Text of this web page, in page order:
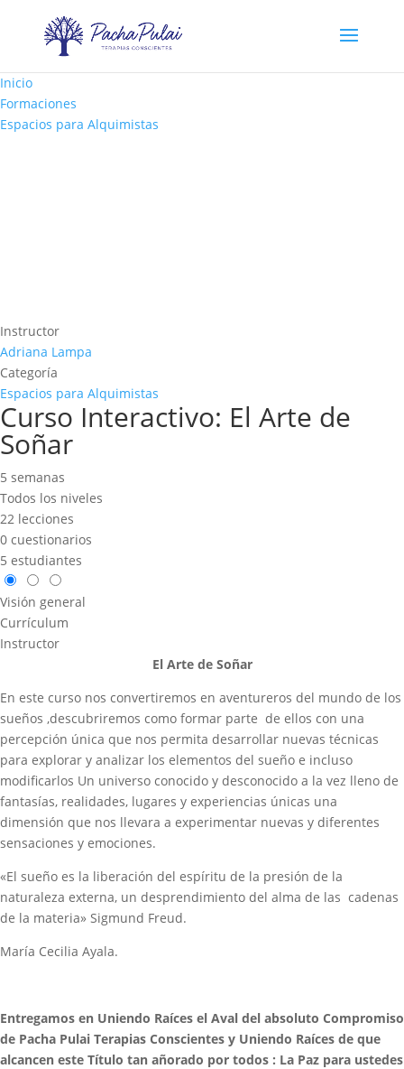
Inicio
Formaciones
Espacios para Alquimistas
Instructor
Adriana Lampa
Categoría
Espacios para Alquimistas
Curso Interactivo: El Arte de
Soñar
5 semanas
Todos los niveles
22 lecciones
0 cuestionarios
5 estudiantes
Visión general
Currículum
Instructor
El Arte de Soñar
En este curso nos convertiremos en aventureros del mundo de los
sueños ,descubriremos como formar parte de ellos con una
percepción única que nos permita desarrollar nuevas técnicas
para explorar y analizar los elementos del sueño e incluso
modificarlos Un universo conocido y desconocido a la vez lleno de
fantasías, realidades, lugares y experiencias únicas una
dimensión que nos llevara a experimentar nuevas y diferentes
sensaciones y emociones.
«El sueño es la liberación del espíritu de la presión de la
naturaleza externa, un desprendimiento del alma de las cadenas
de la materia» Sigmund Freud.
María Cecilia Ayala.
Entregamos en Uniendo Raíces el Aval del absoluto Compromiso
de Pacha Pulai Terapias Conscientes y Uniendo Raíces de que
alcancen este Título tan añorado por todos : La Paz para ustedes